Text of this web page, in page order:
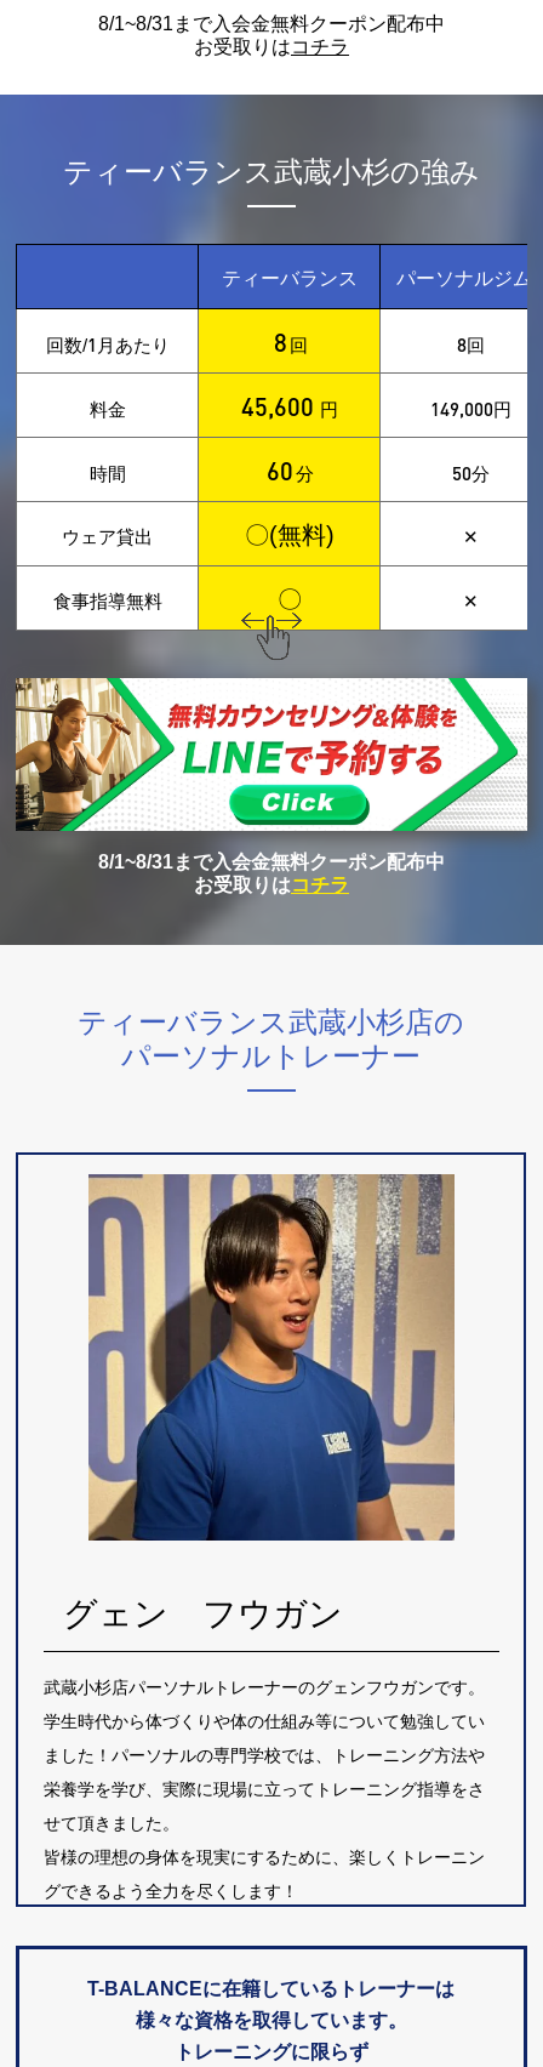
8/1~8/31まで入会金無料クーポン配布中
お受取りはコチラ
ティーバランス武蔵小杉の強み
ティーバランス パーソナルジム
回数/1 月あたり 8 回 8回
料金 45,600 円 149,000円
時間 60 分 50分
ウェア貸出 〇(無料) ✕
食事指導無料 〇 ✕
8/1~8/31まで入会金無料クーポン配布中
お受取りはコチラ
ティーバランス武蔵小杉店の
パーソナルトレーナー
グェン フウガン
武蔵小杉店パーソナルトレーナーのグェンフウガンです。
学生時代から体づくりや体の仕組み等について勉強してい
ました！パーソナルの専門学校では、トレーニング方法や
栄養学を学び、実際に現場に立ってトレーニング指導をさ
せて頂きました。
皆様の理想の身体を現実にするために、楽しくトレーニン
グできるよう全力を尽くします！
T-BALANCEに在籍しているトレーナーは
様々な資格を取得しています。
トレーニングに限らず